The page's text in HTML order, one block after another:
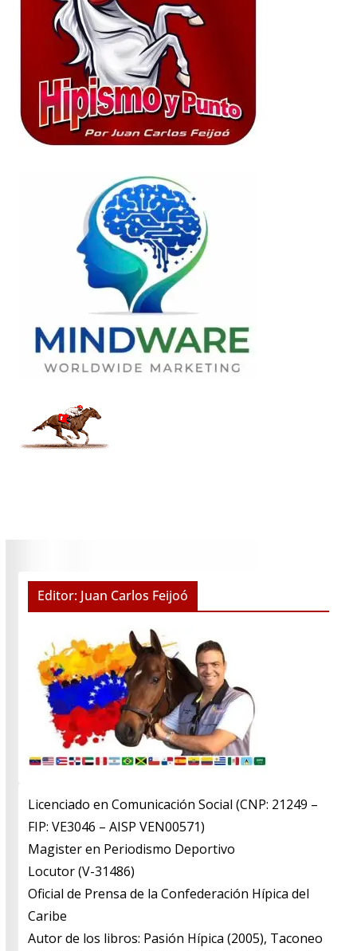
Editor: Juan Carlos Feijoó
Licenciado en Comunicación Social (CNP: 21249 –
FIP: VE3046 – AISP VEN00571)
​Magister en Periodismo Deportivo
​Locutor (V-31486)
​Oficial de Prensa de la Confederación Hípica del
Caribe
​Autor de los libros: Pasión Hípica (2005), Taconeo